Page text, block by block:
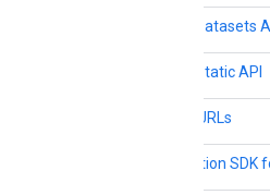
Maps Datasets
Maps Static API
Maps-URLs
Navigation SDK